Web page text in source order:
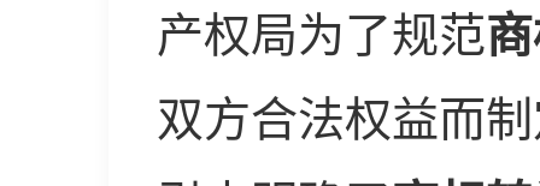
产权局为了规范
双方合法权益而